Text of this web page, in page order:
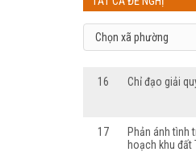
16
Chỉ đạo giải
17
Phản ánh tình
hoạch khu đất